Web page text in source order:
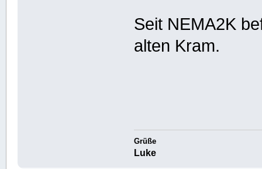
Seit NEMA2K
alten Kram.
Grüße
Luke